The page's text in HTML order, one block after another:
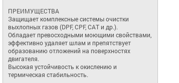
ПРЕИМУЩЕСТВА
Защищает комплексные системы очистки
выхлопных газов (DPF, CPF, CAT и др.).
Обладает превосходными моющими свойствами,
эффективно удаляет шлам и препятствует
образованию отложений на поверхностях
двигателя.
Высокая устойчивость к окислению и
термическая стабильность.